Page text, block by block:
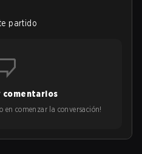
partido
comentarios
en comenzar la conversación!